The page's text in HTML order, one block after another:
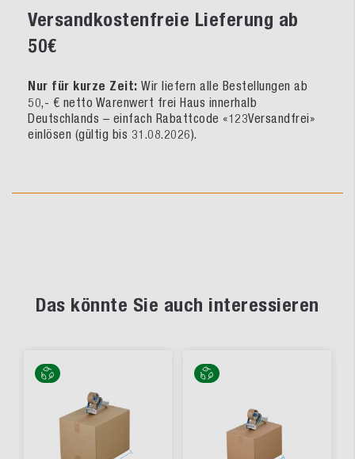
Versandkostenfreie Lieferung ab
50€
Nur für kurze Zeit: Wir liefern alle Bestellungen ab
50,- € netto Warenwert frei Haus innerhalb
Deutschlands – einfach Rabattcode «123Versandfrei»
einlösen (gültig bis 31.08.2026).
Das könnte Sie auch interessieren